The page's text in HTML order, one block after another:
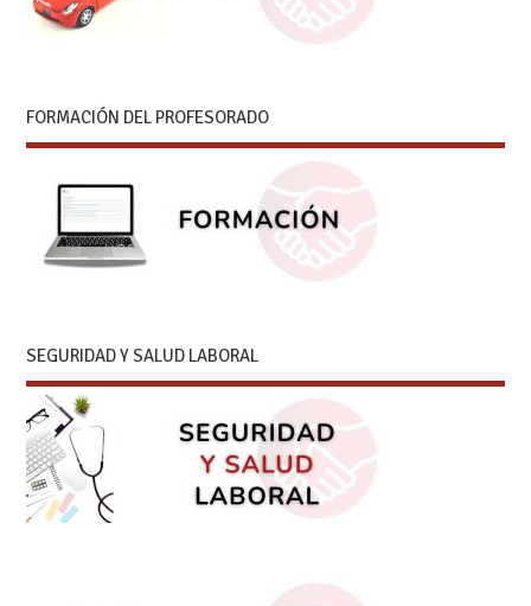
FORMACIÓN DEL PROFESORADO
SEGURIDAD Y SALUD LABORAL